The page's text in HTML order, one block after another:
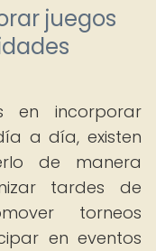
juegos
en incorporar
a día, existen
de manera
tardes de
torneos
en eventos